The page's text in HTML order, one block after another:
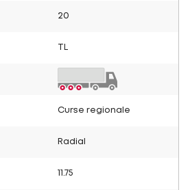
20
Curse regionale
Radial
11.75